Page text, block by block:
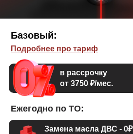
Ежегодно по ТО:
Подробнее про тариф
Базовый:
в рассрочку
от 3750 ₽/мес.
Замена масла ДВС - 0₽